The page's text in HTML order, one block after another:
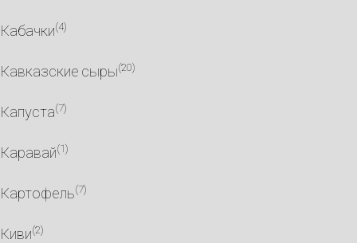
Кабачки(4)
Кавказские сыры(20)
Капуста(7)
Каравай(1)
Картофель(7)
Киви(2)